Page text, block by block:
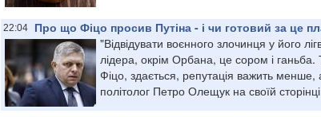
22:04 Про що Фіцо просив Путіна - і чи готовий за це
"Відвідувати воєнного злочинця у його
лідера, окрім Орбана, це сором і
Фіцо, здається, репутація важить
політолог Петро Олещук на своїй